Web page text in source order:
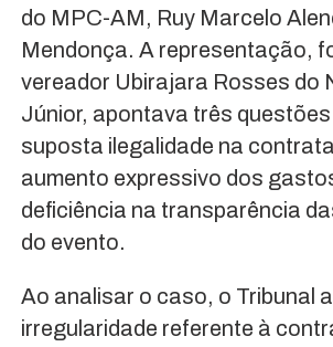
do MPC-AM, Ruy Marcelo
Mendonça. A representação,
vereador Ubirajara Rosses do
Júnior, apontava três
suposta ilegalidade na
aumento expressivo dos
deficiência na transparência
do evento.
Ao analisar o caso, o Tribunal
irregularidade referente à